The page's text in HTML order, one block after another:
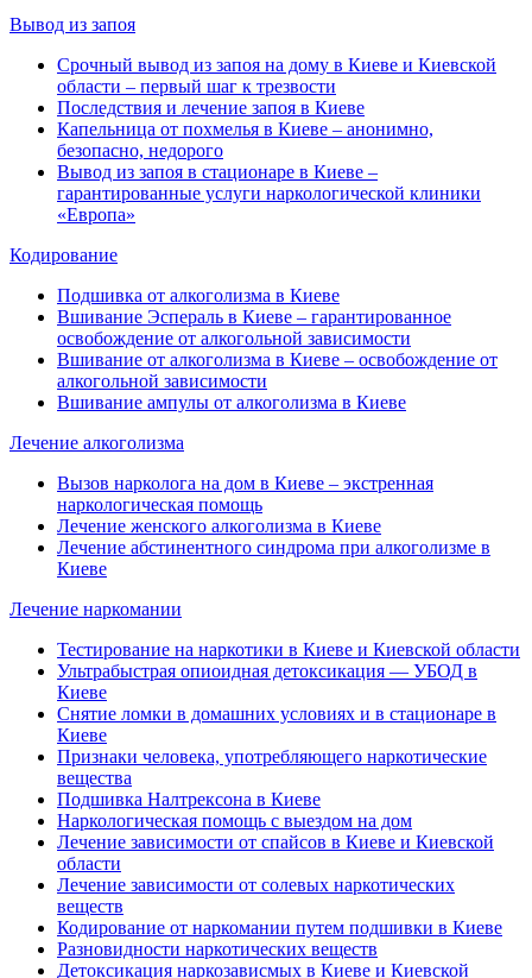
Вывод из запоя
Срочный вывод из запоя на дому в Киеве и Киевской
области – первый шаг к трезвости
Последствия и лечение запоя в Киеве
Капельница от похмелья в Киеве – анонимно,
безопасно, недорого
Вывод из запоя в стационаре в Киеве –
гарантированные услуги наркологической клиники
«Европа»
Кодирование
Подшивка от алкоголизма в Киеве
Вшивание Эспераль в Киеве – гарантированное
освобождение от алкогольной зависимости
Вшивание от алкоголизма в Киеве – освобождение от
алкогольной зависимости
Вшивание ампулы от алкоголизма в Киеве
Лечение алкоголизма
Вызов нарколога на дом в Киеве – экстренная
наркологическая помощь
Лечение женского алкоголизма в Киеве
Лечение абстинентного синдрома при алкоголизме в
Киеве
Лечение наркомании
Тестирование на наркотики в Киеве и Киевской области
Ультрабыстрая опиоидная детоксикация — УБОД в
Киеве
Снятие ломки в домашних условиях и в стационаре в
Киеве
Признаки человека, употребляющего наркотические
вещества
Подшивка Налтрексона в Киеве
Наркологическая помощь с выездом на дом
Лечение зависимости от спайсов в Киеве и Киевской
области
Лечение зависимости от солевых наркотических
веществ
Кодирование от наркомании путем подшивки в Киеве
Разновидности наркотических веществ
Детоксикация наркозависмых в Киеве и Киевской